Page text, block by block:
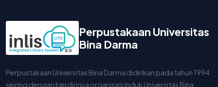
Perpustakaan Universitas
Bina Darma
Perpustakaan Universitas Bina Darma didirikan pada tahun 1994
seiring dengan berdirinya organisasi induk Universitas Bina